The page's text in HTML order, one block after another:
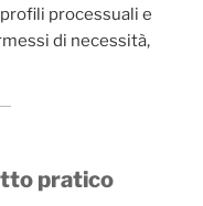
processuali e
di necessità,
pratico